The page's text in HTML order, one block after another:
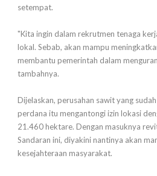
setempat.
"Kita ingin dalam rekrutmen tenaga
lokal. Sebab, akan mampu
membantu pemerintah dalam
tambahnya.
Dijelaskan, perusahan sawit yang
perdana itu mengantongi izin lokasi
21.460 hektare. Dengan masuknya
Sandaran ini, diyakini nantinya akan
kesejahteraan masyarakat.